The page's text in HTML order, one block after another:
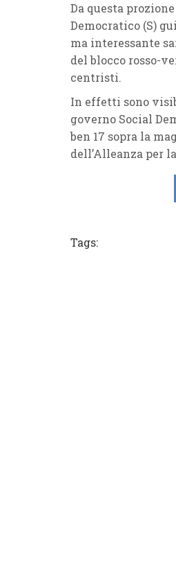
Da questa
Democratico (S)
ma interessante
del blocco rosso-
centristi.
In effetti sono
governo Social
ben 17 sopra la
dell’Alleanza per
Tags: